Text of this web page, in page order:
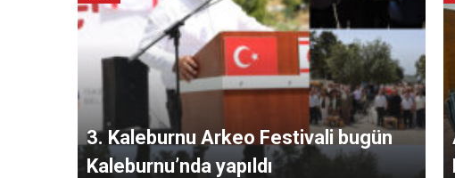
3. Kaleburnu Arkeo Festivali bugün
Kaleburnu’nda yapıldı